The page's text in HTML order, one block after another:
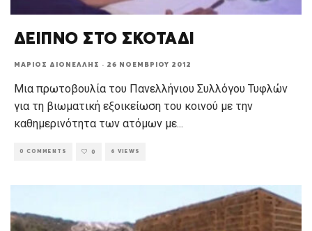
ΔΕΙΠΝΟ ΣΤΟ ΣΚΟΤΑΔΙ
ΜΆΡΙΟΣ ΔΙΟΝΈΛΛΗΣ · 26 ΝΟΕΜΒΡΊΟΥ 2012
Μια πρωτοβουλία του Πανελλήνιου Συλλόγου Τυφλών
για τη βιωματική εξοικείωση του κοινού με την
καθημερινότητα των ατόμων με...
0 COMMENTS 0 6 VIEWS